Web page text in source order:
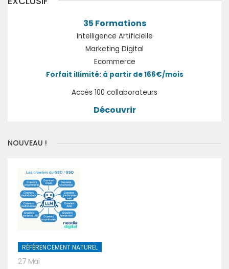
35 Formations
Intelligence Artificielle
Marketing Digital
Ecommerce
Forfait illimité: à partir de 166€/mois
Accès 100 collaborateurs
Découvrir
NOUVEAU !
RÉFÉRENCEMENT NATUREL
27 Mai